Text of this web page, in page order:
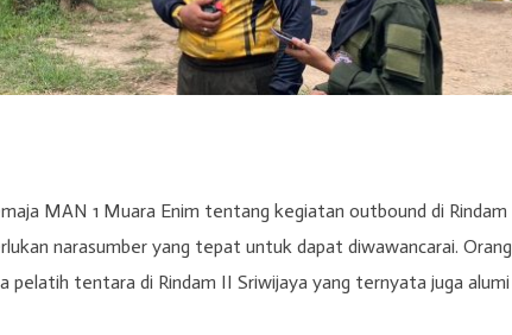
MAN 1 Muara Enim tentang kegiatan outbound di Rindam
narasumber yang tepat untuk dapat diwawancarai. Orang
tentara di Rindam II Sriwijaya yang ternyata juga alumi